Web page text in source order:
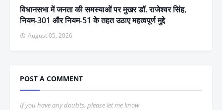
विधानसभा में जनता की समस्याओं पर मुखर डॉ. राजेश्वर सिंह,
नियम-301 और नियम-51 के तहत उठाए महत्वपूर्ण मुद्दे
August 05, 2026
POST A COMMENT
If you have any doubts, please let me know